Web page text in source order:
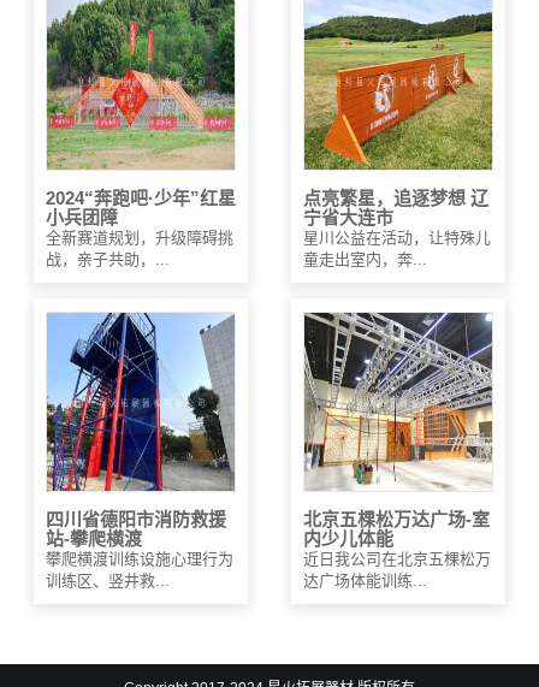
2024“奔跑吧·少年”红星
小兵团障
全新赛道规划，升级障碍挑
战，亲子共助，...
点亮繁星，追逐梦想 辽
宁省大连市
星川公益在活动，让特殊儿
童走出室内，奔...
四川省德阳市消防救援
站-攀爬横渡
攀爬横渡训练设施心理行为
训练区、竖井救...
北京五棵松万达广场-室
内少儿体能
近日我公司在北京五棵松万
达广场体能训练...